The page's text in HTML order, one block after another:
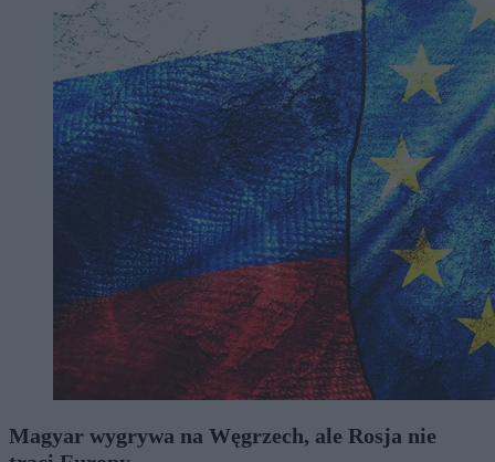
Magyar wygrywa na Węgrzech, ale Rosja nie